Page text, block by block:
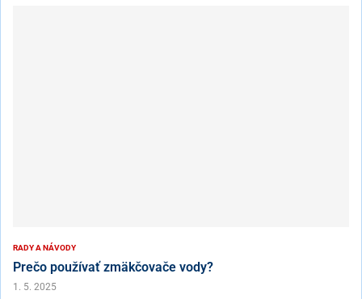
RADY A NÁVODY
Prečo používať zmäkčovače vody?
1. 5. 2025